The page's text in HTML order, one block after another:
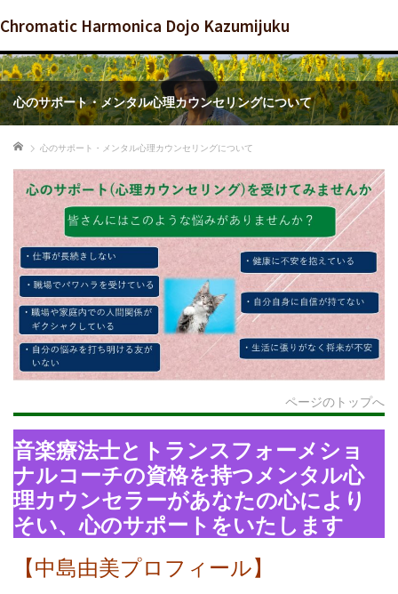
Chromatic Harmonica Dojo Kazumijuku
心のサポート・メンタル心理カウンセリングについて
ホーム 心のサポート・メンタル心理カウンセリングについて
ページのトップへ
音楽療法士とトランスフォーメショ
ナルコーチの資格を持つメンタル心
理カウンセラーがあなたの心により
そい、心のサポートをいたします
【中島由美プロフィール】